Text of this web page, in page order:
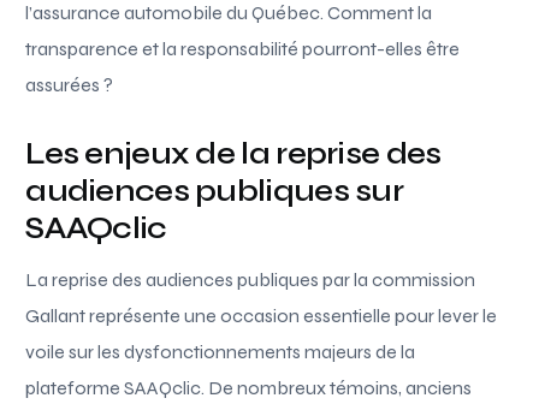
l’assurance automobile du Québec. Comment la
transparence et la responsabilité pourront-elles être
assurées ?
Les enjeux de la reprise des
audiences publiques sur
SAAQclic
La reprise des audiences publiques par la commission
Gallant représente une occasion essentielle pour lever le
voile sur les dysfonctionnements majeurs de la
plateforme SAAQclic. De nombreux témoins, anciens